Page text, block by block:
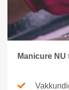
Manicure